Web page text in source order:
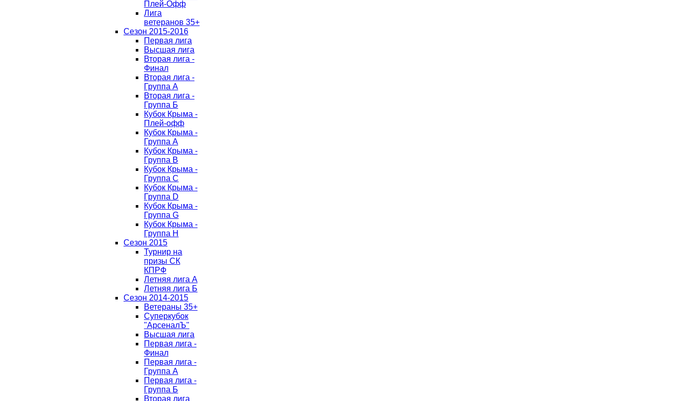
Плей-Офф
Лига
ветеранов 35+
Сезон 2015-2016
Первая лига
Высшая лига
Вторая лига -
Финал
Вторая лига -
Группа А
Вторая лига -
Группа Б
Кубок Крыма -
Плей-офф
Кубок Крыма -
Группа A
Кубок Крыма -
Группа B
Кубок Крыма -
Группа C
Кубок Крыма -
Группа D
Кубок Крыма -
Группа G
Кубок Крыма -
Группа H
Сезон 2015
Турнир на
призы СК
КПРФ
Летняя лига А
Летняя лига Б
Сезон 2014-2015
Ветераны 35+
Суперкубок
"АрсеналЪ"
Высшая лига
Первая лига -
Финал
Первая лига -
Группа А
Первая лига -
Группа Б
Вторая лига